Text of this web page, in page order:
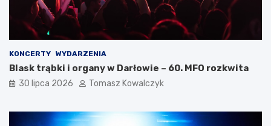
KONCERTY WYDARZENIA
Blask trąbki i organy w Darłowie – 60. MFO rozkwita
30 lipca 2026 Tomasz Kowalczyk